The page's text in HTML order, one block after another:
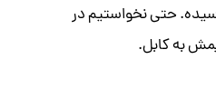
حتی نخواستیم در
به کابل.